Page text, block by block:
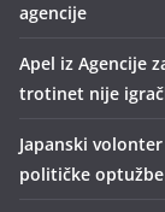
agencije
Apel iz Agencije
trotinet nije
Japanski
političke optužbe